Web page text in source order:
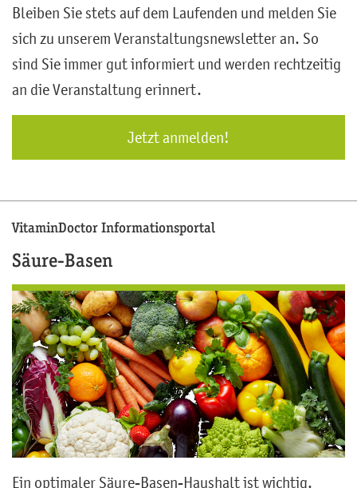
Bleiben Sie stets auf dem Laufenden und melden Sie
sich zu unserem Veranstaltungsnewsletter an. So
sind Sie immer gut informiert und werden rechtzeitig
an die Veranstaltung erinnert.
Jetzt anmelden!
VitaminDoctor Informationsportal
Säure-Basen
Ein optimaler Säure-Basen-Haushalt ist wichtig.